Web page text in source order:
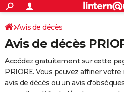
ACTUALITÉS
Politique
Société
Faits Divers
Education
Monde
Villes
+
SPORT
Coupe du monde 2026
Football
Tennis
Cyclisme
Rugby
Forum
Programme TV
TNT
Streaming
Cinéma
Sorties cinéma
Musique
+
FINANCE
Retraite
Epargne
Immobilier
Risques naturels par ville
Banque
Assurance
Avis de décès
Avis de décès
Accédez gratuitement sur cette
PRIORE. Vous pouvez affiner
avis de décès ou un avis